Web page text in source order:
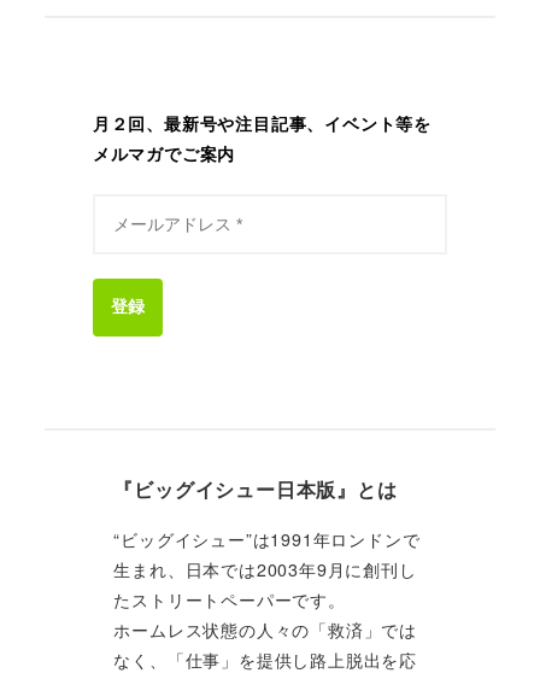
月２回、最新号や注目記事、イベント等を
メルマガでご案内
登録
『ビッグイシュー日本版』とは
“ビッグイシュー”は1991年ロンドンで
生まれ、日本では2003年9月に創刊し
たストリートペーパーです。
ホームレス状態の人々の「救済」では
なく、「仕事」を提供し路上脱出を応